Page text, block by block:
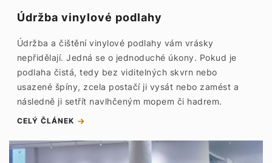
Údržba vinylové podlahy
Údržba a čištění vinylové podlahy vám vrásky
nepřidělají. Jedná se o jednoduché úkony. Pokud je
podlaha čistá, tedy bez viditelných skvrn nebo
usazené špíny, zcela postačí ji vysát nebo zamést a
následně ji setřít navlhčeným mopem či hadrem.
CELÝ ČLÁNEK